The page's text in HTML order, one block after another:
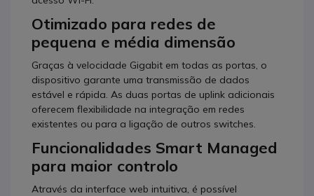
Otimizado para redes de
pequena e média dimensão
Graças à velocidade Gigabit em todas as portas, o
dispositivo garante uma transmissão de dados
estável e rápida. As duas portas de uplink adicionais
oferecem flexibilidade na integração em redes
existentes ou para a ligação de outros switches.
Funcionalidades Smart Managed
para maior controlo
Através da interface web intuitiva, é possível